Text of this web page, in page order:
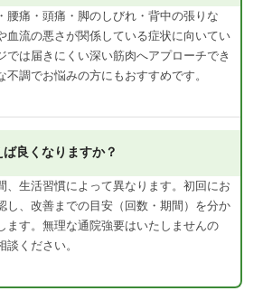
腰痛・頭痛・脚のしびれ・背中の張りな
血流の悪さが関係している症状に向いてい
では届きにくい深い筋肉へアプローチでき
不調でお悩みの方にもおすすめです。
良くなりますか？
、生活習慣によって異なります。初回にお
し、改善までの目安（回数・期間）を分か
ます。無理な通院強要はいたしませんの
ください。